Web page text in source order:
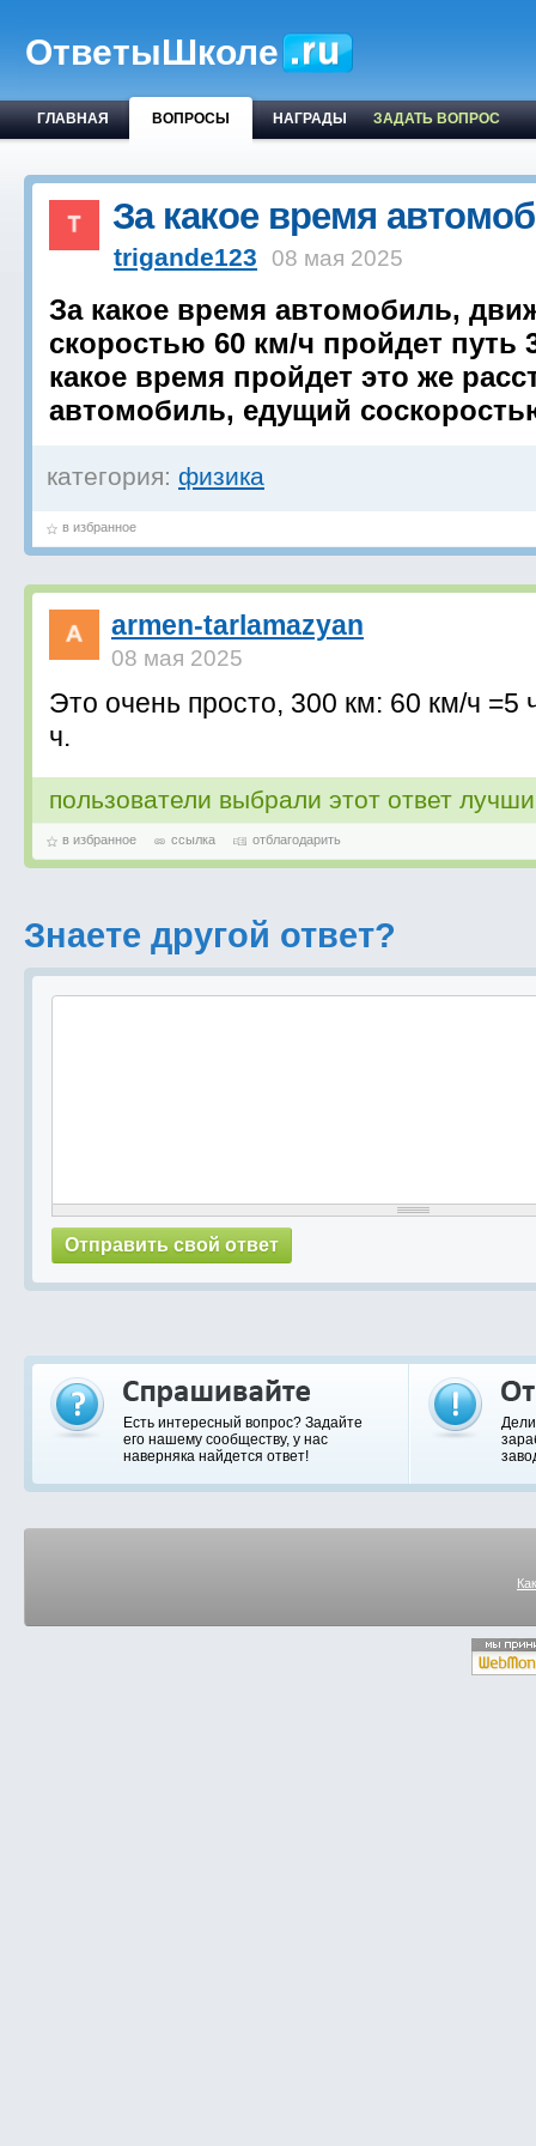
ОтветыШколе
ГЛАВНАЯ ВОПРОСЫ НАГРАДЫ ЗАДАТЬ ВОПРОС
За какое время
trigande123 08 мая 2025
За какое время автомобиль,
скоростью 60 км/ч пройдет путь
какое время пройдет это же
автомобиль, едущий
категория: физика
в избранное
armen-tarlamazyan
08 мая 2025
Это очень просто, 300 км: 60 км/ч =5
ч.
пользователи выбрали этот ответ
в избранное ссылка отблагодарить
Знаете другой ответ?
Есть интересный вопрос? Задайте
его нашему сообществу, у нас
наверняка найдется ответ!